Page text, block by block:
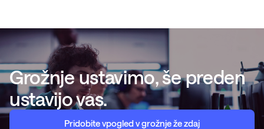
Grožnje ustavimo, še preden
ustavijo vas.
Pridobite vpogled v grožnje že zdaj